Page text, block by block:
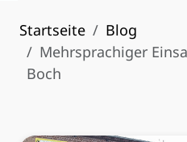
Startseite
Blog
Mehrsprachiger
Boch